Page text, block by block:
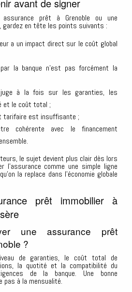
avant de signer
prêt à Grenoble ou une
gardez en tête les points suivants :
a un impact direct sur le coût global
la banque n’est pas forcément la
à la fois sur les garanties, les
et le coût total ;
tarifaire est insuffisante ;
cohérente avec le financement
le sujet devient plus clair dès lors
l’assurance comme une simple ligne
la replace dans l’économie globale
prêt immobilier à
une assurance prêt
?
de garanties, le coût total de
la quotité et la compatibilité du
de la banque. Une bonne
pas à la mensualité.